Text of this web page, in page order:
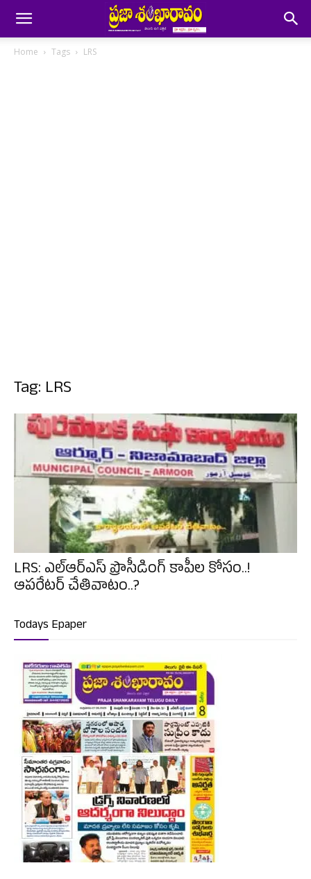
Home Tags LRS
Tag: LRS
LRS: ఎల్ఆర్ఎస్ ప్రొసీడింగ్ కాపీల కోసం..!
ఆపరేటర్ చేతివాటం..?
Todays Epaper